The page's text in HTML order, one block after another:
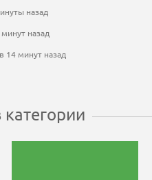
назад
назад
14 минут назад